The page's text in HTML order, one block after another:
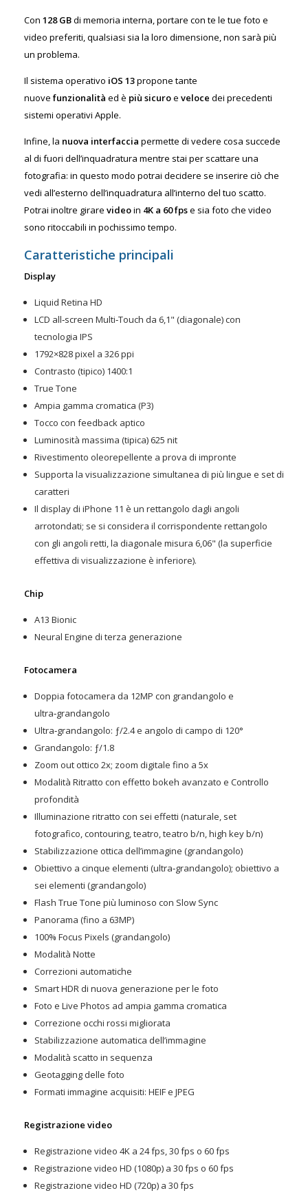
Con 128 GBdi memoria interna, portare con te le tue foto e
video preferiti, qualsiasi sia la loro dimensione, non sarà più
un problema.
Il sistema operativo iOS 13propone tante
nuove funzionalità ed è più sicuroe veloce dei precedenti
sistemi operativi Apple.
Infine, la nuova interfaccia permette di vedere cosa succede
al di fuori dell’inquadratura mentre stai per scattare una
fotografia: in questo modo potrai decidere se inserire ciò che
vedi all’esterno dell’inquadratura all’interno del tuo scatto.
Potrai inoltre girare videoin 4K a 60 fpse sia foto che video
sono ritoccabili in pochissimo tempo.
Caratteristiche principali
Display
Liquid Retina HD
LCD all‑screen Multi‑Touch da 6,1" (diagonale) con
tecnologia IPS
1792×828 pixel a 326 ppi
Contrasto (tipico) 1400:1
True Tone
Ampia gamma cromatica (P3)
Tocco con feedback aptico
Luminosità massima (tipica) 625 nit
Rivestimento oleorepellente a prova di impronte
Supporta la visualizzazione simultanea di più lingue e set di
caratteri
Il display di iPhone 11 è un rettangolo dagli angoli
arrotondati; se si considera il corrispondente rettangolo
con gli angoli retti, la diagonale misura 6,06" (la superficie
effettiva di visualizzazione è inferiore).
Chip
A13 Bionic
Neural Engine di terza generazione
Fotocamera
Doppia fotocamera da 12MP con grandangolo e
ultra‑grandangolo
Ultra‑grandangolo: ƒ/2.4 e angolo di campo di 120°
Grandangolo: ƒ/1.8
Zoom out ottico 2x; zoom digitale fino a 5x
Modalità Ritratto con effetto bokeh avanzato e Controllo
profondità
Illuminazione ritratto con sei effetti (naturale, set
fotografico, contouring, teatro, teatro b/n, high key b/n)
Stabilizzazione ottica dell’immagine (grandangolo)
Obiettivo a cinque elementi (ultra‑grandangolo); obiettivo a
sei elementi (grandangolo)
Flash True Tone più luminoso con Slow Sync
Panorama (fino a 63MP)
100% Focus Pixels (grandangolo)
Modalità Notte
Correzioni automatiche
Smart HDR di nuova generazione per le foto
Foto e Live Photos ad ampia gamma cromatica
Correzione occhi rossi migliorata
Stabilizzazione automatica dell’immagine
Modalità scatto in sequenza
Geotagging delle foto
Formati immagine acquisiti: HEIF e JPEG
Registrazione video
Registrazione video 4K a 24 fps, 30 fps o 60 fps
Registrazione video HD (1080p) a 30 fps o 60 fps
Registrazione video HD (720p) a 30 fps